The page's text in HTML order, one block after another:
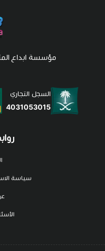
سياسة
مؤسسة ابداع
السجل التجاري
4031053015